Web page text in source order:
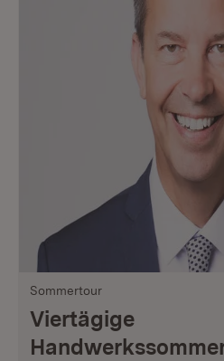
Sommertour
Viertägige